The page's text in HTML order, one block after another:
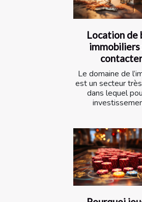
Location de
immobiliers
Le domaine de
est un secteur
dans lequel